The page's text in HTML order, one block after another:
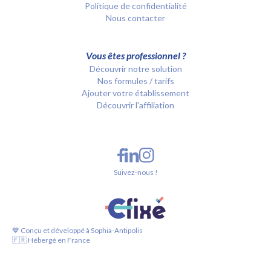
Politique de confidentialité
Nous contacter
Vous êtes professionnel ?
Découvrir notre solution
Nos formules / tarifs
Ajouter votre établissement
Découvrir l'affiliation
💙 Conçu et développé à Sophia-Antipolis
🇫🇷 Hébergé en France
Suivez-nous !